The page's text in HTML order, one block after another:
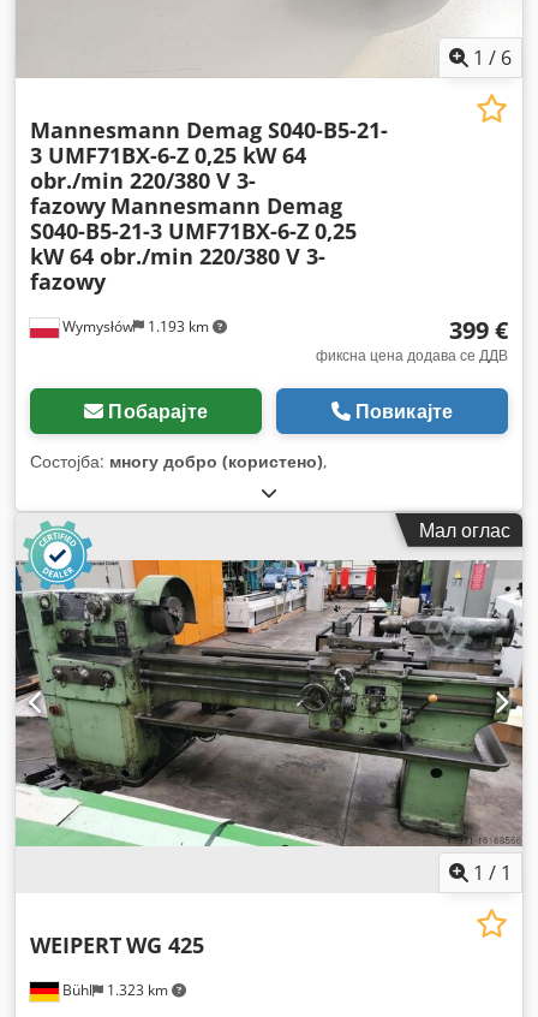
1 / 6
Wymysłów 1.193 km
Mannesmann Demag S040-B5-21-
3 UMF71BX-6-Z 0,25 kW 64
obr./min 220/380 V 3-
fazowy Mannesmann Demag
S040-B5-21-3 UMF71BX-6-Z 0,25
kW 64 obr./min 220/380 V 3-
fazowy
399 €
фиксна цена додава се ДДВ
Побарајте Повикајте
Состојба: многу добро (користено),
Мал оглас
1 / 1
Bühl 1.323 km
WEIPERTWG 425